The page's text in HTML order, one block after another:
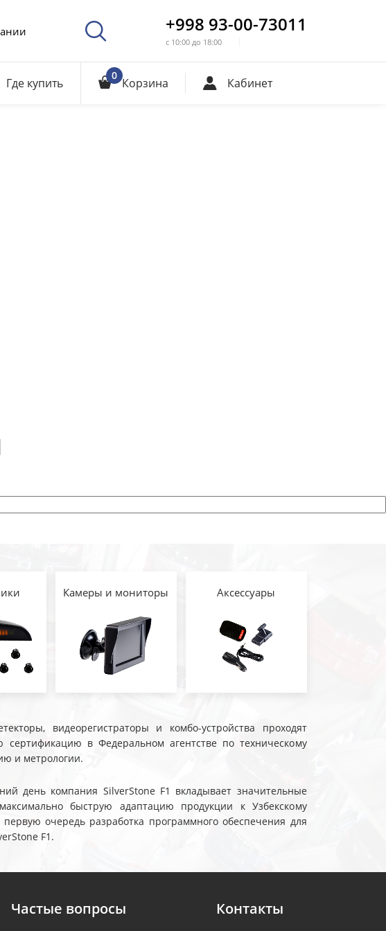
+998 93-00-73011
с 10:00 до 18:00
Где купить 0 Корзина Кабинет
Камеры и мониторы Аксессуары
видеорегистраторы и комбо-устройства проходят
сертификацию в Федеральном агентстве по техническому
и метрологии.
день компания SilverStone F1 вкладывает значительные
быструю адаптацию продукции к Узбекскому
очередь разработка программного обеспечения для
F1.
Частые вопросы Контакты